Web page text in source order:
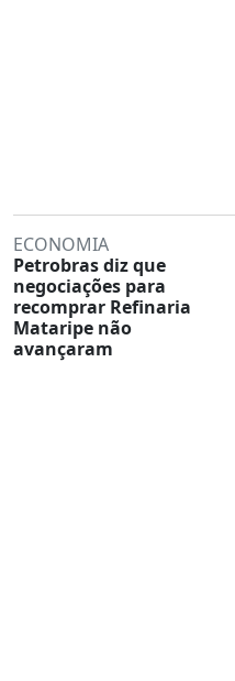
ECONOMIA
Petrobras diz que
negociações para
recomprar Refinaria
Mataripe não
avançaram